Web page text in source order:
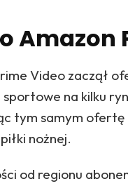
Amazon
Video zaczął
na kilku
tym samym ofertę
nożnej.
od regionu